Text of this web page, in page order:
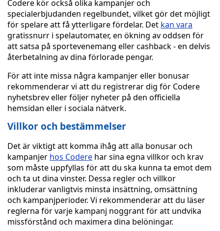
Codere kör också olika kampanjer och
specialerbjudanden regelbundet, vilket gör det möjligt
för spelare att få ytterligare fördelar. Det kan vara
gratissnurr i spelautomater, en ökning av oddsen för
att satsa på sportevenemang eller cashback - en delvis
återbetalning av dina förlorade pengar.
För att inte missa några kampanjer eller bonusar
rekommenderar vi att du registrerar dig för Codere
nyhetsbrev eller följer nyheter på den officiella
hemsidan eller i sociala nätverk.
Villkor och bestämmelser
Det är viktigt att komma ihåg att alla bonusar och
kampanjer hos Codere har sina egna villkor och krav
som måste uppfyllas för att du ska kunna ta emot dem
och ta ut dina vinster. Dessa regler och villkor
inkluderar vanligtvis minsta insättning, omsättning
och kampanjperioder. Vi rekommenderar att du läser
reglerna för varje kampanj noggrant för att undvika
missförstånd och maximera dina belöningar.